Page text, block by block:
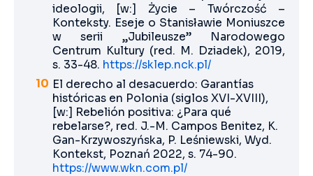
ideologii, [w:] Życie – Twórczość –
Konteksty. Eseje o Stanisławie Moniuszce
w serii „Jubileusze” Narodowego
Centrum Kultury (red. M. Dziadek), 2019,
s. 33-48. https://sklep.nck.pl/
El derecho al desacuerdo: Garantías
históricas en Polonia (siglos XVI-XVIII),
[w:] Rebelión positiva: ¿Para qué
rebelarse?, red. J.-M. Campos Benitez, K.
Gan-Krzywoszyńska, P. Leśniewski, Wyd.
Kontekst, Poznań 2022, s. 74-90.
https://www.wkn.com.pl/